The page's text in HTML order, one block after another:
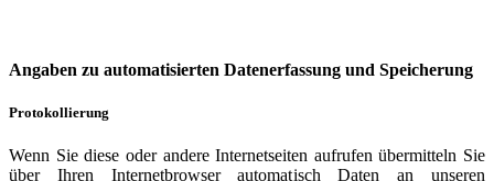
Angaben zu automatisierten Datenerfassung und Speicherung
Protokollierung
Wenn Sie diese oder andere Internetseiten aufrufen übermitteln Sie
über Ihren Internetbrowser automatisch Daten an unseren